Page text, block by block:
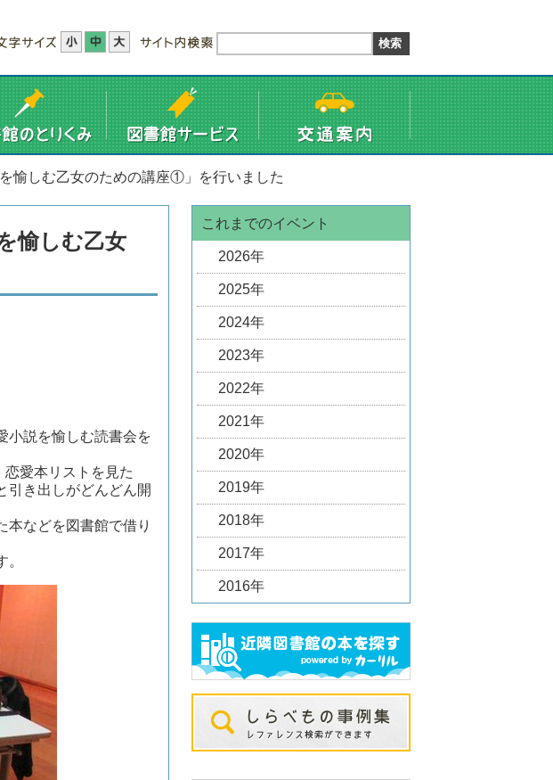
愉しむ乙女のための講座①」を行いました
愉しむ乙女
小説を愉しむ読書会を
愛本リストを見た
引き出しがどんどん開
本などを図書館で借り
これまでのイベント
2026年
2025年
2024年
2023年
2022年
2021年
2020年
2019年
2018年
2017年
2016年